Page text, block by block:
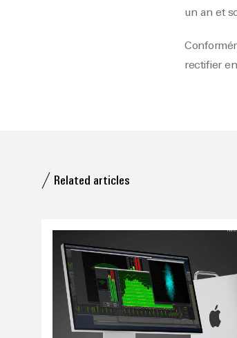
un an et
rectifier
Related articles